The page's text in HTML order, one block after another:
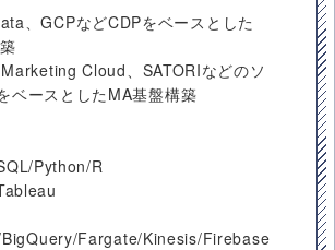
、GCPなどCDPをベースとした
Cloud、SATORIなどのソ
ベースとしたMA基盤構築
Python/R
Fargate/Kinesis/Firebase